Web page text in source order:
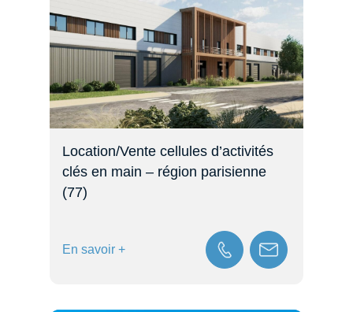
Location/Vente cellules d’activités
clés en main – région parisienne
(77)
En savoir +